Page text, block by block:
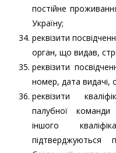
постійне
Україну;
реквізити
орган, що видав,
реквізити
номер, дата видачі,
реквізити
палубної команди
іншого
підтверджуються